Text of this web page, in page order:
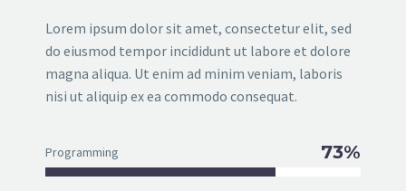
Lorem ipsum dolor sit amet, consectetur elit, sed
do eiusmod tempor incididunt ut labore et dolore
magna aliqua. Ut enim ad minim veniam, laboris
nisi ut aliquip ex ea commodo consequat.
Programming 73%